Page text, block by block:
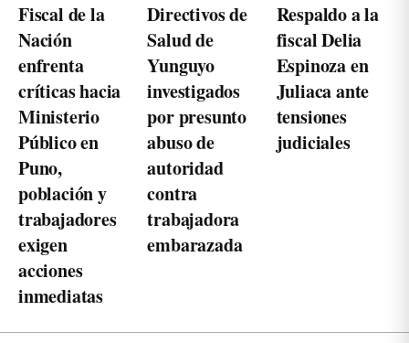
Fiscal de la
Nación
enfrenta
críticas hacia
Ministerio
Público en
Puno,
población y
trabajadores
exigen
acciones
inmediatas
Directivos de
Salud de
Yunguyo
investigados
por presunto
abuso de
autoridad
contra
trabajadora
embarazada
Respaldo a la
fiscal Delia
Espinoza en
Juliaca ante
tensiones
judiciales